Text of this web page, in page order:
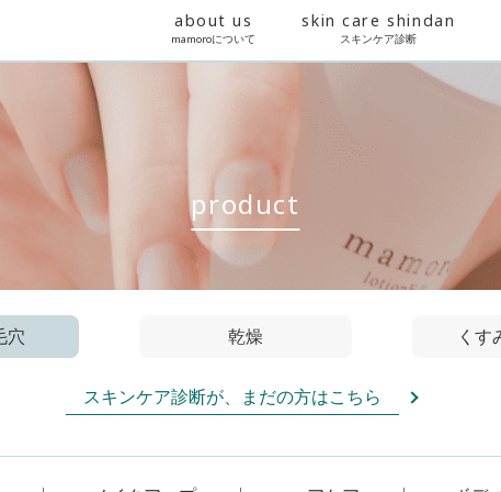
about us
mamoroについて
ニキビ・毛穴